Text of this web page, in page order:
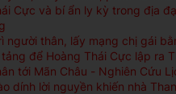
Cực và bí ẩn ly kỳ trong địa
người thân, lấy mạng chị gái
để Hoàng Thái Cực lập ra
tới Mãn Châu - Nghiên Cứu
dính lời nguyền khiến nhà